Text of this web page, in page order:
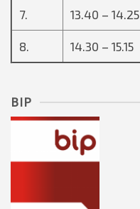
7. 13.40 – 14.25
8. 14.30 – 15.15
BIP